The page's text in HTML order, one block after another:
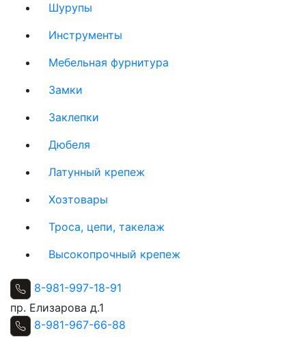
Шурупы
Инструменты
Мебельная фурнитура
Замки
Заклепки
Дюбеля
Латунный крепеж
Хозтовары
Троса, цепи, такелаж
Высокопрочный крепеж
8-981-997-18-91
пр. Елизарова д.1
8-981-967-66-88